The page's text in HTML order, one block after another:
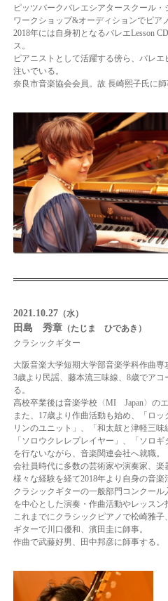
ピッツバークバレエシアタースクール
ワークショップ&オーディションでピア
2018年には自身初となるバレエLesson
ス。
ピアニストとして活躍する傍ら、バレ
注いでいる。
奈良市音楽協会会員。 故 長崎熙子氏に師
2021.10.27（水）
田島 秀章（たじま ひであき）
クラシックギター
大阪音楽大学短期大学部音楽学科作曲専
3歳より民謡、藤本流三味線、8歳でア
る。
高校卒業後は音楽学校〈MI Japan〉のエ
また、17歳より作曲活動も始め、「ロ
リンのユニット」、「和太鼓と津軽三味
「ソロウクレレプレイヤー」、「ソロ
を行ないながら、音楽関連会社へ就職。
会社員時代に多数の芸術家や演奏家、楽
様々な経験を経て2018年より自身の音楽
クラシックギターの一般部門コンクー
を中心とした演奏・作曲活動やレッスン
これまでにクラシックピアノで松崎雅
ギターで川口優和、濱田圭に師事。
作曲で武藤好男、田中邦彦に師事する。